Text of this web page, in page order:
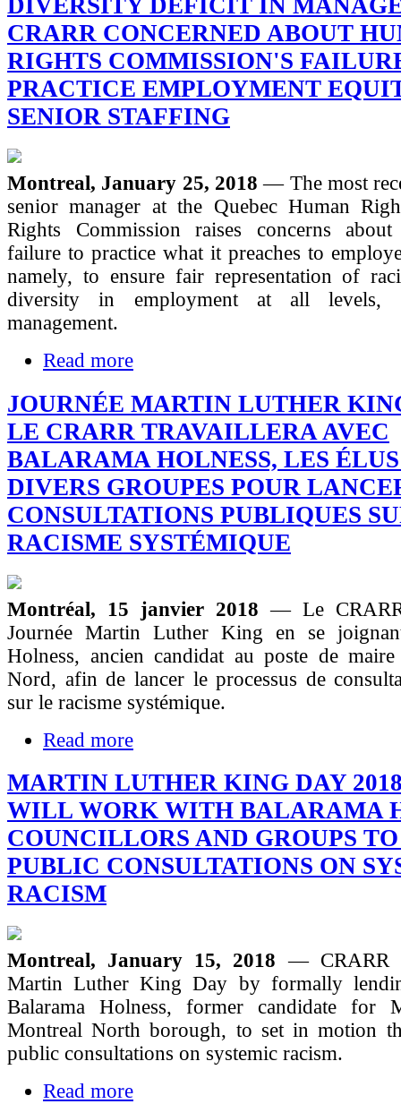
CRARR CONCERNED ABOUT
RIGHTS COMMISSION'S
PRACTICE EMPLOYMENT
SENIOR STAFFING
Montreal, January 25, 2018— The most
senior manager at the Quebec Human
Rights Commission raises concerns
failure to practice what it preaches to
namely, to ensure fair representation of
diversity in employment at all levels,
management.
Read more
JOURNÉE MARTIN LUTHER
LE CRARR TRAVAILLERA AVEC
BALARAMA HOLNESS, LES
DIVERS GROUPES POUR
CONSULTATIONS PUBLIQUES
RACISME SYSTÉMIQUE
Montréal, 15 janvier 2018— Le
Journée Martin Luther King en se
Holness, ancien candidat au poste de
Nord, afin de lancer le processus de
sur le racisme systémique.
Read more
MARTIN LUTHER KING DAY
WILL WORK WITH BALARAMA
COUNCILLORS AND GROUPS
PUBLIC CONSULTATIONS ON
RACISM
Montreal, January 15, 2018— CRARR
Martin Luther King Day by formally
Balarama Holness, former candidate for
Montreal North borough, to set in motion
public consultations on systemic racism.
Read more